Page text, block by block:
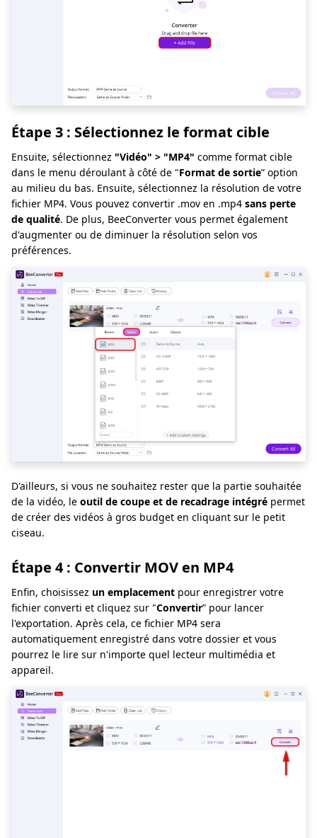
Étape 3 : Sélectionnez le format cible
Ensuite, sélectionnez "Vidéo" > "MP4" comme format cible
dans le menu déroulant à côté de "Format de sortie” option
au milieu du bas. Ensuite, sélectionnez la résolution de votre
fichier MP4. Vous pouvez convertir .mov en .mp4 sans perte
de qualité. De plus, BeeConverter vous permet également
d'augmenter ou de diminuer la résolution selon vos
préférences.
D'ailleurs, si vous ne souhaitez rester que la partie souhaitée
de la vidéo, le outil de coupe et de recadrage intégré permet
de créer des vidéos à gros budget en cliquant sur le petit
ciseau.
Étape 4 : Convertir MOV en MP4
Enfin, choisissez un emplacement pour enregistrer votre
fichier converti et cliquez sur "Convertir” pour lancer
l'exportation. Après cela, ce fichier MP4 sera
automatiquement enregistré dans votre dossier et vous
pourrez le lire sur n'importe quel lecteur multimédia et
appareil.